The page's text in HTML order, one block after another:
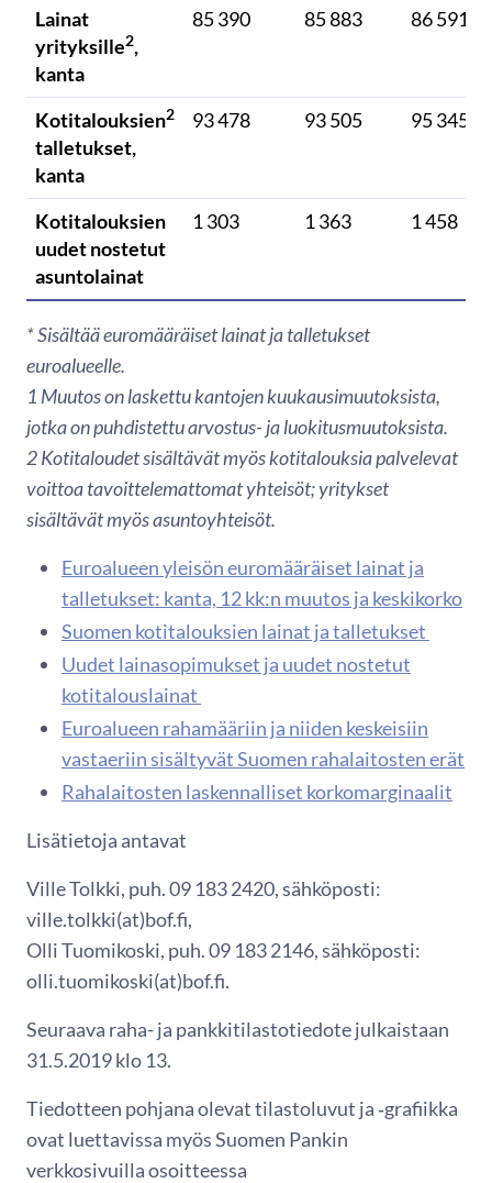
Lainat
yrityksille2,
kanta
85 390 85 883 86 591
Kotitalouksien2
talletukset,
kanta
93 478 93 505 95 345
Kotitalouksien
uudet nostetut
asuntolainat
1 303 1 363 1 458
* Sisältää euromääräiset lainat ja talletukset
euroalueelle.
1 Muutos on laskettu kantojen kuukausimuutoksista,
jotka on puhdistettu arvostus- ja luokitusmuutoksista.
2 Kotitaloudet sisältävät myös kotitalouksia palvelevat
voittoa tavoittelemattomat yhteisöt; yritykset
sisältävät myös asuntoyhteisöt.
Euroalueen yleisön euromääräiset lainat ja
talletukset: kanta, 12 kk:n muutos ja keskikorko
Suomen kotitalouksien lainat ja talletukset
Uudet lainasopimukset ja uudet nostetut
kotitalouslainat
Euroalueen rahamääriin ja niiden keskeisiin
vastaeriin sisältyvät Suomen rahalaitosten erät
Rahalaitosten laskennalliset korkomarginaalit
Lisätietoja antavat
Ville Tolkki, puh. 09 183 2420, sähköposti:
ville.tolkki(at)bof.fi,
Olli Tuomikoski, puh. 09 183 2146, sähköposti:
olli.tuomikoski(at)bof.fi.
Seuraava raha- ja pankkitilastotiedote julkaistaan
31.5.2019 klo 13.
Tiedotteen pohjana olevat tilastoluvut ja ‑grafiikka
ovat luettavissa myös Suomen Pankin
verkkosivuilla osoitteessa